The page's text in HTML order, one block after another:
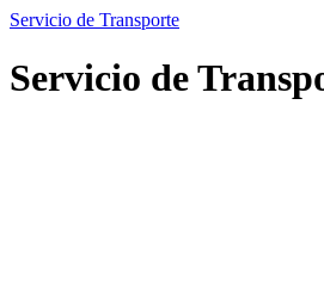
Servicio de Transporte
Servicio de